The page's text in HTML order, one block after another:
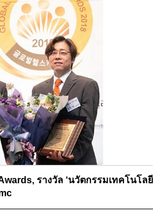
รางวัล ‘นวัตกรรมเทคโนโลยี